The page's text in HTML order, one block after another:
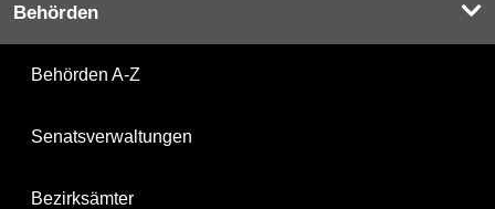
Behörden
Behörden A-Z
Senatsverwaltungen
Bezirksämter